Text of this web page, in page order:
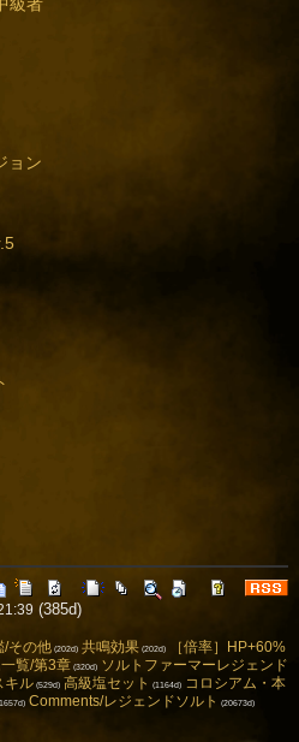
ョン
(385d)
/その他(202d) 共鳴効果(202d) ［倍率］HP+60%
覧/第3章 (320d) ソルトファーマーレジェンド
キル(529d) 高級塩セット (1164d)
コロシアム・本
Comments/レジェンドソルト (20673d)